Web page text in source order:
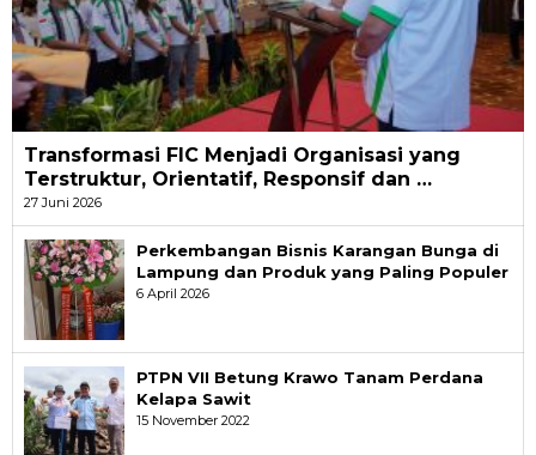
Transformasi FIC Menjadi Organisasi yang
Terstruktur, Orientatif, Responsif dan …
27 Juni 2026
Perkembangan Bisnis Karangan Bunga di
Lampung dan Produk yang Paling Populer
6 April 2026
PTPN VII Betung Krawo Tanam Perdana
Kelapa Sawit
15 November 2022